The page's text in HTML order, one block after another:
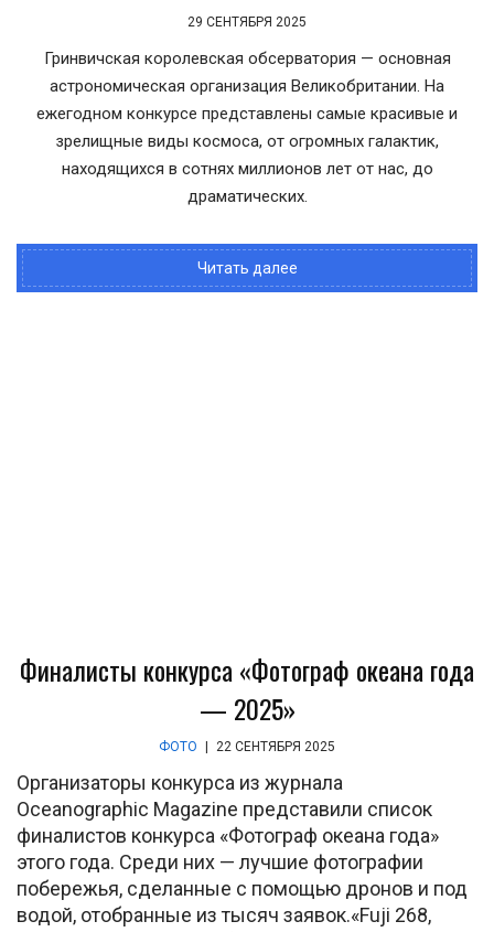
29 СЕНТЯБРЯ 2025
Гринвичская королевская обсерватория — основная
астрономическая организация Великобритании. На
ежегодном конкурсе представлены самые красивые и
зрелищные виды космоса, от огромных галактик,
находящихся в сотнях миллионов лет от нас, до
драматических.
Читать далее
Финалисты конкурса «Фотограф океана года
— 2025»
ФОТО 22 СЕНТЯБРЯ 2025
Организаторы конкурса из журнала
Oceanographic Magazine представили список
финалистов конкурса «Фотограф океана года»
этого года. Среди них — лучшие фотографии
побережья, сделанные с помощью дронов и под
водой, отобранные из тысяч заявок.«Fuji 268,